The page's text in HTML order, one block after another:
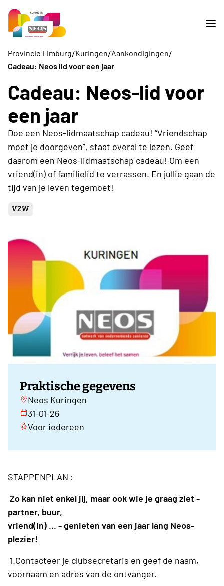
Provincie Limburg/Kuringen/Aankondigingen/
Cadeau: Neos lid voor een jaar
Cadeau: Neos-lid voor
een jaar
Doe een Neos-lidmaatschap cadeau! “Vriendschap
moet je doorgeven”, staat overal te lezen. Geef
daarom een Neos-lidmaatschap cadeau! Om een
vriend(in) of familielid te verrassen. En jullie gaan de
tijd van je leven tegemoet!
VZW
Praktische gegevens
Neos Kuringen
31-01-26
Voor iedereen
STAPPENPLAN :
Zo kan niet enkel jij, maar ook wie je graag ziet -
partner, buur,
vriend(in) ... - genieten van een jaar lang Neos-
plezier!
1.Contacteer je clubsecretaris en geef de naam,
voornaam en adres van de ontvanger.